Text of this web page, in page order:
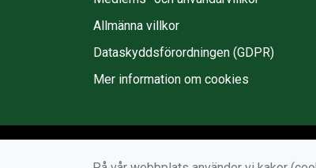
Allmänna villkor
Dataskyddsförordningen (GDPR)
Mer information om cookies